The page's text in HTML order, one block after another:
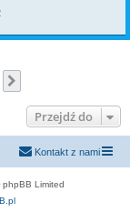
Przejdź do
Kontakt z nami
Limited